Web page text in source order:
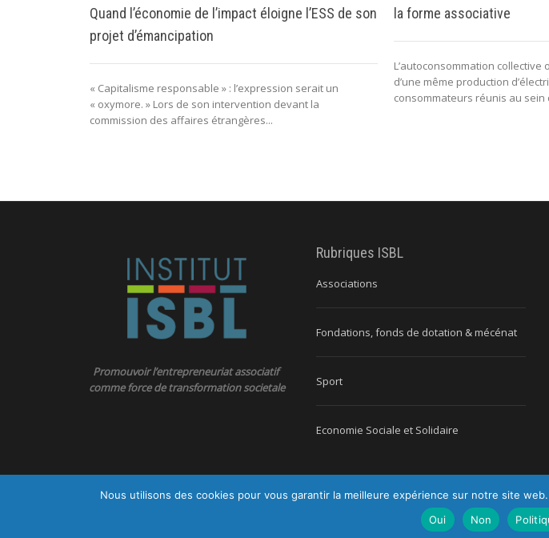
Quand l’économie de l’impact éloigne l’ESS de son
projet d’émancipation
« Capitalisme responsable » : l’expression serait un
« oxymore. » Lors de son intervention devant la
commission des affaires étrangères...
la forme associative
L’autoconsommation collective
d’une même production
consommateurs réunis au sein
Promouvoir l’entrepreneuriat associatif
comme force de transformation societale
Rubriques ISBL
Associations
Fondations, fonds de dotation & mécénat
Sport
Economie Sociale et Solidaire
Tous droits réservés |
Nous utilisons des cookies pour vous garantir la meilleure expérience sur notre site
Oui
Non